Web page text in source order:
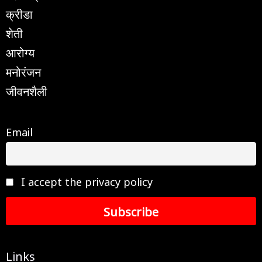
क्रीडा
शेती
आरोग्य
मनोरंजन
जीवनशैली
Email
I accept the privacy policy
Links